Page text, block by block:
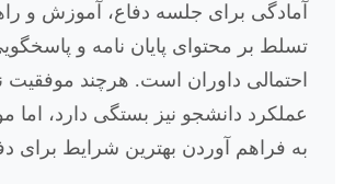
آمادگی برای جلسه دفاع، آموزش و
تسلط بر محتوای پایان نامه و
احتمالی داوران است. هرچند موفقیت
عملکرد دانشجو نیز بستگی دارد، اما
به فراهم آوردن بهترین شرایط برای